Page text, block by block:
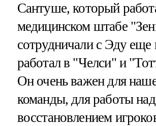
Сантуше, который
медицинском штабе
сотрудничали с Эду еще
работал в "Челси" и
Он очень важен для
команды, для работы над
восстановлением